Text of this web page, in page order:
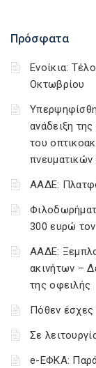
Πρόσφατα
Ενοίκια:
Οκτωβρίου
ανάδειξη
του
ΑΑΔΕ:
300 ευρώ
ΑΑΔΕ:
ακινήτων –
της οφειλής
Πόθεν έσχες
Σε
e-ΕΦΚΑ: